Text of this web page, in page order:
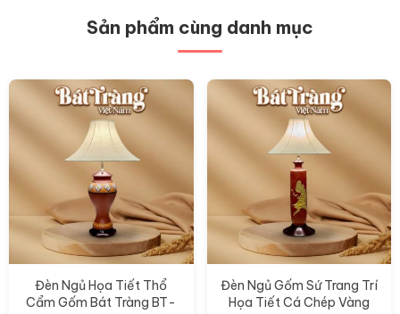
Sản phẩm cùng danh mục
Đèn Ngủ Họa Tiết Thổ
Cẩm Gốm Bát Tràng BT-
Đèn Ngủ Gốm Sứ Trang Trí
Họa Tiết Cá Chép Vàng